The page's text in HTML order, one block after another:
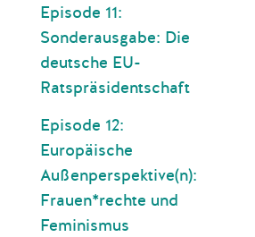
Episode 11:
Sonderausgabe: Die
deutsche EU-
Ratspräsidentschaft
Episode 12:
Europäische
Außenperspektive(n):
Frauen*rechte und
Feminismus